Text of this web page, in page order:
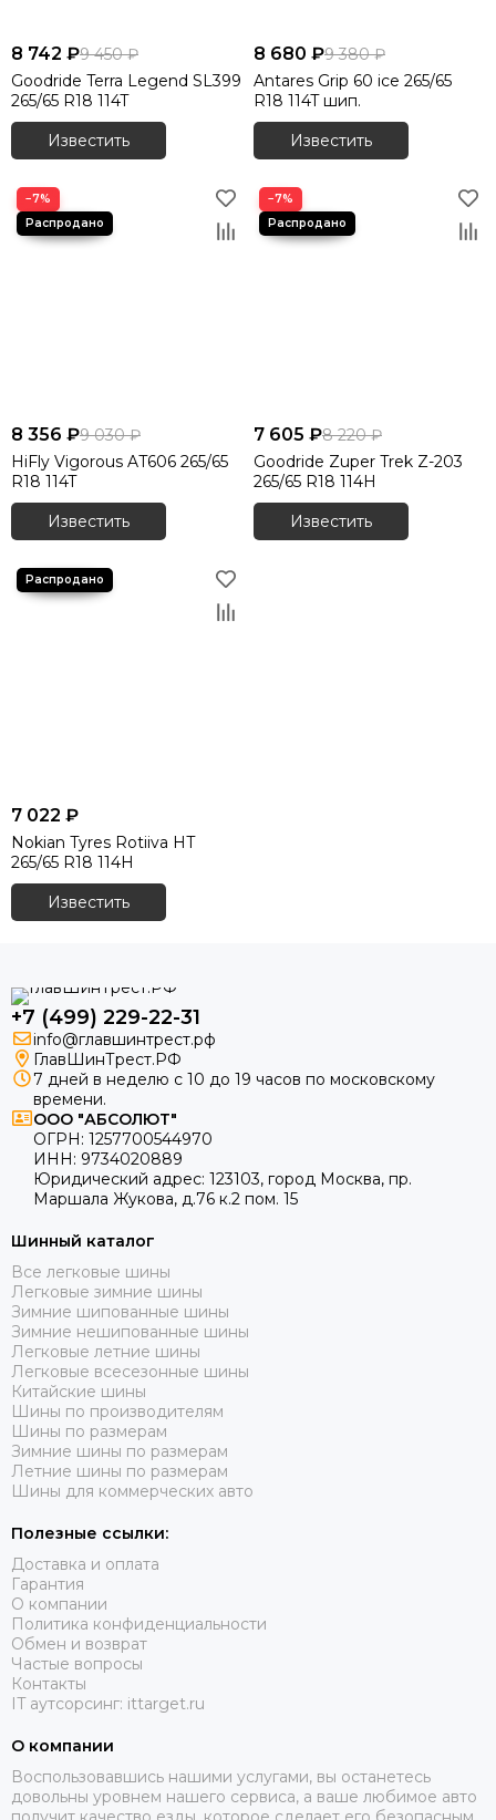
8 742 ₽9 450 ₽
Goodride Terra Legend SL399
265/65 R18 114T
Известить
8 680 ₽9 380 ₽
Antares Grip 60 ice 265/65
R18 114T шип.
Известить
−7%
8 356 ₽9 030 ₽
HiFly Vigorous AT606 265/65
R18 114T
Известить
−7%
7 605 ₽8 220 ₽
Goodride Zuper Trek Z-203
265/65 R18 114H
Известить
7 022 ₽
Nokian Tyres Rotiiva HT
265/65 R18 114H
Известить
+7 (499) 229-22-31
info@главшинтрест.рф
ГлавШинТрест.РФ
7 дней в неделю с 10 до 19 часов по московскому
времени.
ООО "АБСОЛЮТ"
ОГРН: 1257700544970
ИНН: 9734020889
Юридический адрес: 123103, город Москва, пр.
Маршала Жукова, д.76 к.2 пом. 15
Шинный каталог
Все легковые шины
Легковые зимние шины
Зимние шипованные шины
Зимние нешипованные шины
Легковые летние шины
Легковые всесезонные шины
Китайские шины
Шины по производителям
Шины по размерам
Зимние шины по размерам
Летние шины по размерам
Шины для коммерческих авто
Полезные ссылки:
Доставка и оплата
Гарантия
О компании
Политика конфиденциальности
Обмен и возврат
Частые вопросы
Контакты
IT аутсорсинг: ittarget.ru
О компании
Воспользовавшись нашими услугами, вы останетесь
довольны уровнем нашего сервиса, а ваше любимое авто